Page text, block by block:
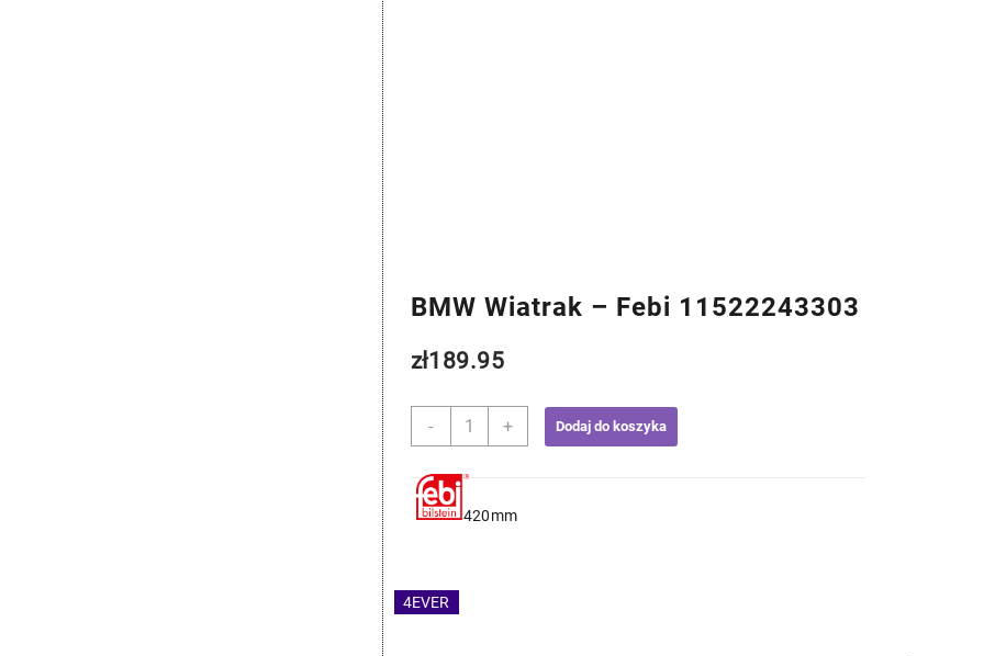
4EVER
BMW Wiatrak – Febi 11522243303
zł189.95
-
ilość
-
Febi
+ Dodaj do koszyka
420mm